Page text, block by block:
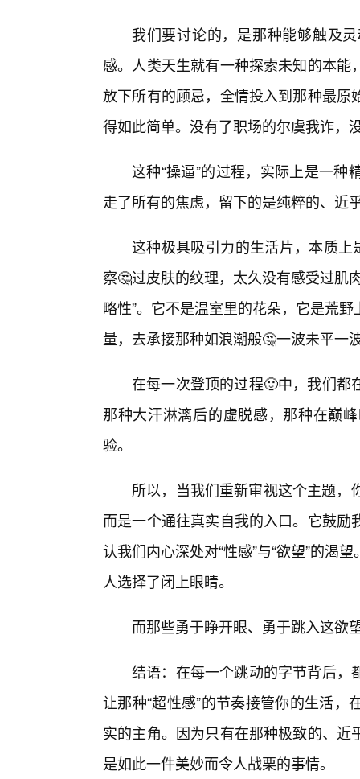
我们要讨论的，是那种能够触及
感。人类天生就有一种探索未知的本
放下所有的顾忌，全情投入到那种最
得如此简单。没有了职场的尔虞我诈，
这种“操逼”的过程，实际上是一
走了所有的焦虑，留下的是纯粹的、近
这种极具吸引力的生活片，本质上
察🤔过皮肤的纹理，太久没有感受过肌
略性”。它不是温室里的花朵，它是荒
量，去承接那种如浪潮般🤔一波未平一
在每一次登顶的过程🙂中，我们都
那种大汗淋漓后的虚脱感，那种在巅
验。
所以，当我们重新审视这个主题
而是一个通往真实自我的入口。它鼓
认我们内心深处对“性感”与“欲望”的渴
人选择了闭上眼睛。
而那些勇于睁开眼、勇于跳入这欲
结语：在每一个跳动的字节背后，
让那种“超性感”的节奏接管你的生活
实的主角。因为只有在那种极致的、
是如此一件美妙而令人战栗的事情。